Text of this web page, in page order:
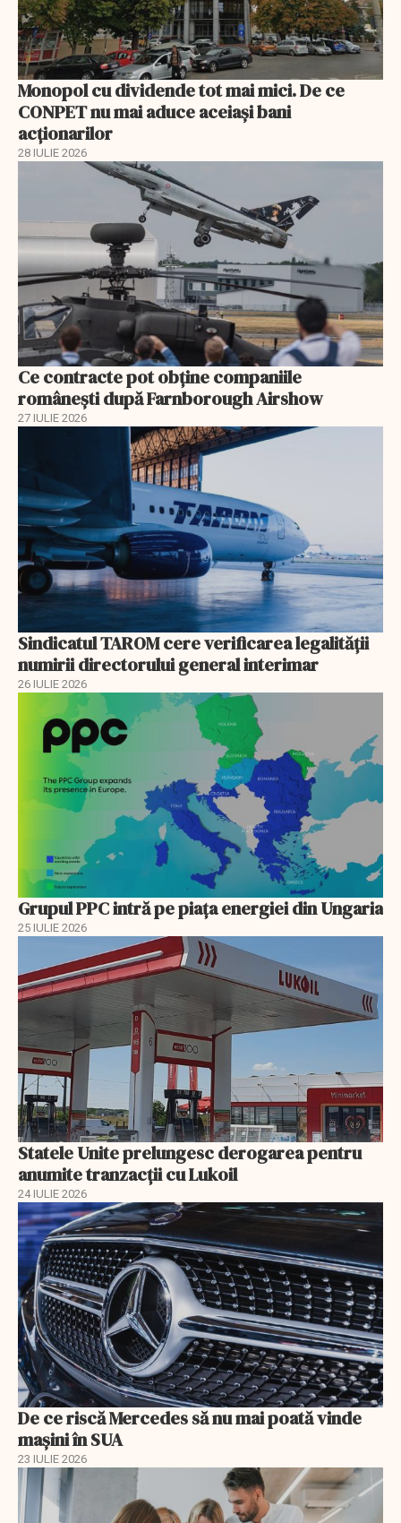
Monopol cu dividende tot mai mici. De ce
CONPET nu mai aduce aceiași bani
acționarilor
28 IULIE 2026
Ce contracte pot obține companiile
românești după Farnborough Airshow
27 IULIE 2026
Sindicatul TAROM cere verificarea legalității
numirii directorului general interimar
26 IULIE 2026
Grupul PPC intră pe piața energiei din Ungaria
25 IULIE 2026
Statele Unite prelungesc derogarea pentru
anumite tranzacții cu Lukoil
24 IULIE 2026
De ce riscă Mercedes să nu mai poată vinde
mașini în SUA
23 IULIE 2026